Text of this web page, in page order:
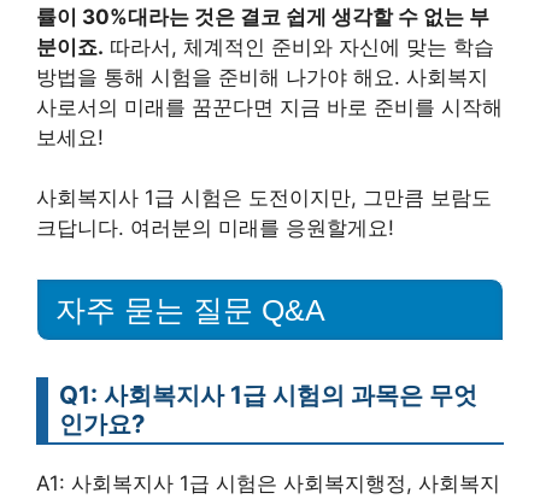
률이 30%대라는 것은 결코 쉽게 생각할 수 없는 부
분이죠. 따라서, 체계적인 준비와 자신에 맞는 학습
방법을 통해 시험을 준비해 나가야 해요. 사회복지
사로서의 미래를 꿈꾼다면 지금 바로 준비를 시작해
보세요!
사회복지사 1급 시험은 도전이지만, 그만큼 보람도
크답니다. 여러분의 미래를 응원할게요!
자주 묻는 질문 Q&A
Q1: 사회복지사 1급 시험의 과목은 무엇
인가요?
A1: 사회복지사 1급 시험은 사회복지행정, 사회복지